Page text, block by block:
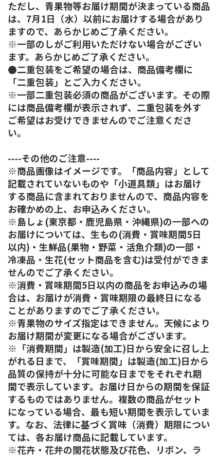
ただし、青果物等お届け期間が決まっている商品
は、7月1日（水）以前にお届けする場合があり
ますので、あらかじめご了承ください。
※一部のしがご利用いただけない場合がござい
ます。あらかじめご了承ください。
●二重包装をご希望の場合は、商品備考欄に
「二重包装」とご入力ください。
※一部二重包装必須の商品がございます。その際
には商品備考欄が表示されず、二重包装を外す
ご希望はお受けできませんのでご注意くださ
い。
----その他のご注意----
※商品画像はイメージです。「商品内容」として
記載されていないものや「小道具類」はお届け
する商品に含まれておりませんので、商品内容を
お確かめの上、お申込みください。
※島しょ(東京都・鹿児島県・沖縄県)の一部への
お届けについては、生もの(消費・賞味期間5日
以内)・生鮮品(果物・野菜・活魚介類)の一部・
冷凍品・生花(セット商品を含む)は受付ができま
せんのでご了承ください。
※消費・賞味期間5日以内の商品をお申込みの場
合は、お届けが消費・賞味期限の最終日になる
ことがありますのでご了承ください。
※青果物のサイズ指定はできません。天候により
お届け期間が変更になる場合がございます。
※「消費期間」は製造(加工)日から安全に召し上
がれる日まで、「賞味期間」は製造(加工)日から
品質の保持が十分に可能な日までをそれぞれ期
間で表示しています。お届け日からの期間を保証
するものではありません。複数の商品がセット
になっている場合、最も短い期間を表示していま
す。なお、法律に基づく賞味（消費）期限につい
ては、各お届け商品に記載しています。
※花卉・花弁の開花状態及び花色、リボン、ラ